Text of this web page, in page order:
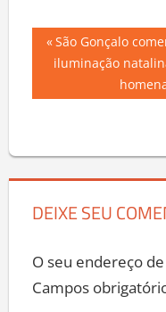
Previous
Post:
São Gonçalo
iluminação
DEIXE SEU
O seu endereço
Campos